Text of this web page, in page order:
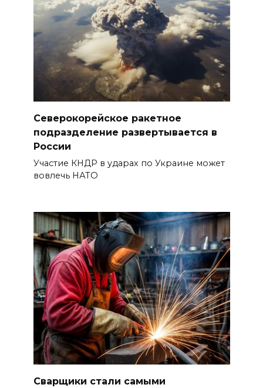
Северокорейское ракетное
подразделение развертывается в
России
Участие КНДР в ударах по Украине может
вовлечь НАТО
Сварщики стали самыми